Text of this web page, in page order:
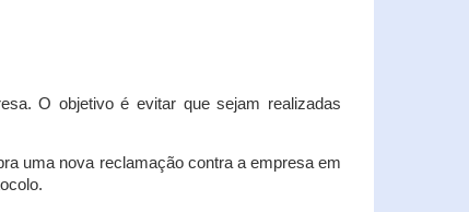
O objetivo é evitar que sejam realizadas
uma nova reclamação contra a empresa em